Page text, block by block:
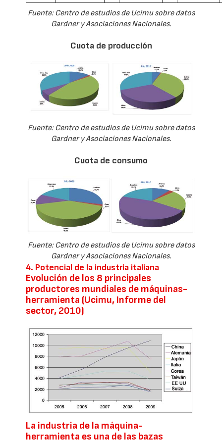
Fuente: Centro de estudios de Ucimu sobre datos
Gardner y Asociaciones Nacionales.
Cuota de producción
Fuente: Centro de estudios de Ucimu sobre datos
Gardner y Asociaciones Nacionales.
Cuota de consumo
Fuente: Centro de estudios de Ucimu sobre datos
Gardner y Asociaciones Nacionales.
4. Potencial de la industria italiana
Evolución de los 8 principales
productores mundiales de máquinas-
herramienta (Ucimu, Informe del
sector, 2010)
La industria de la máquina-
herramienta es una de las bazas